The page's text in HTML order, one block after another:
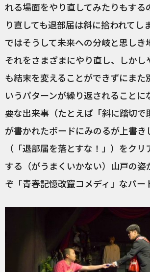
れる場面をやり直してみたりもする
り直しても退部届は斜に拾われてし
ではそうして未来への分岐と思しき
それをさまざまにやり直し、しかし
も結末を変えることができずにまた
いうパターンが繰り返されることに
要な出来事（たとえば「斜に踏切で
が書かれたボードにみのるが上書き
（「退部届を落とすな！」）をク
する（がうまくいかない）山戸の姿
ぞ「青春記憶改竄コメディ」なパー